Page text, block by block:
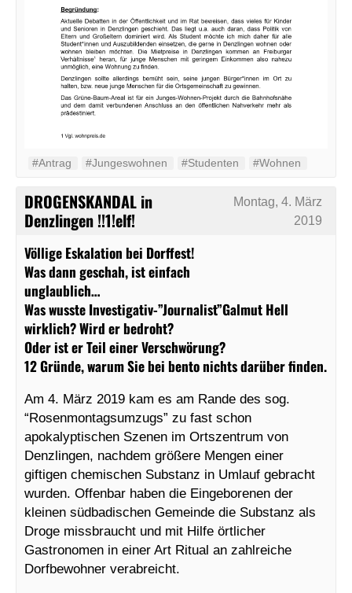
#Antrag #Jungeswohnen #Studenten #Wohnen
DROGENSKANDAL in
Denzlingen !!1!elf!
Montag, 4. März
2019
Völlige Eskalation bei Dorffest!
Was dann geschah, ist einfach
unglaublich…
Was wusste Investigativ-”Journalist”Galmut Hell
wirklich? Wird er bedroht?
Oder ist er Teil einer Verschwörung?
12Gründe, warum Sie bei bentonichts darüber finden.
Am 4. März 2019 kam es am Rande des sog.
“Rosenmontagsumzugs” zu fast schon
apokalyptischen Szenen im Ortszentrum von
Denzlingen, nachdem größere Mengen einer
giftigen chemischen Substanz in Umlauf gebracht
wurden. Offenbar haben die Eingeborenen der
kleinen südbadischen Gemeinde die Substanz als
Droge missbraucht und mit Hilfe örtlicher
Gastronomen in einer Art Ritual an zahlreiche
Dorfbewohner verabreicht.